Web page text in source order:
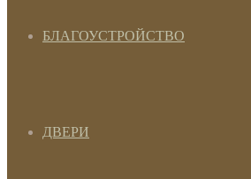
БЛАГОУСТРОЙСТВО
ДВЕРИ